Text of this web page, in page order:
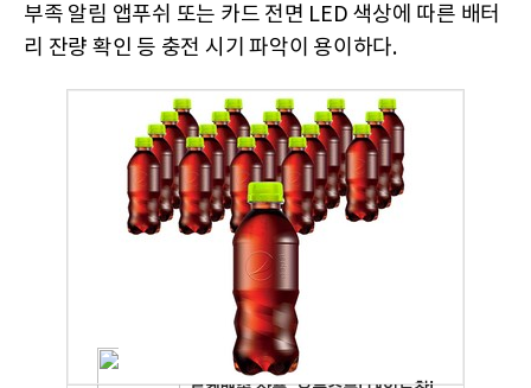
부족 알림 앱푸쉬 또는 카드 전면 LED 색상에 따른 배터
리 잔량 확인 등 충전 시기 파악이 용이하다.